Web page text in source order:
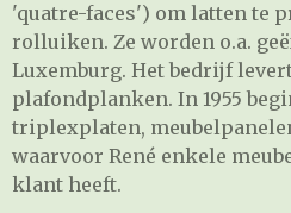
'quatre-faces') om latten te
rolluiken. Ze worden o.a.
Luxemburg. Het bedrijf
plafondplanken. In 1955
triplexplaten,
waarvoor René enkele
klant heeft.